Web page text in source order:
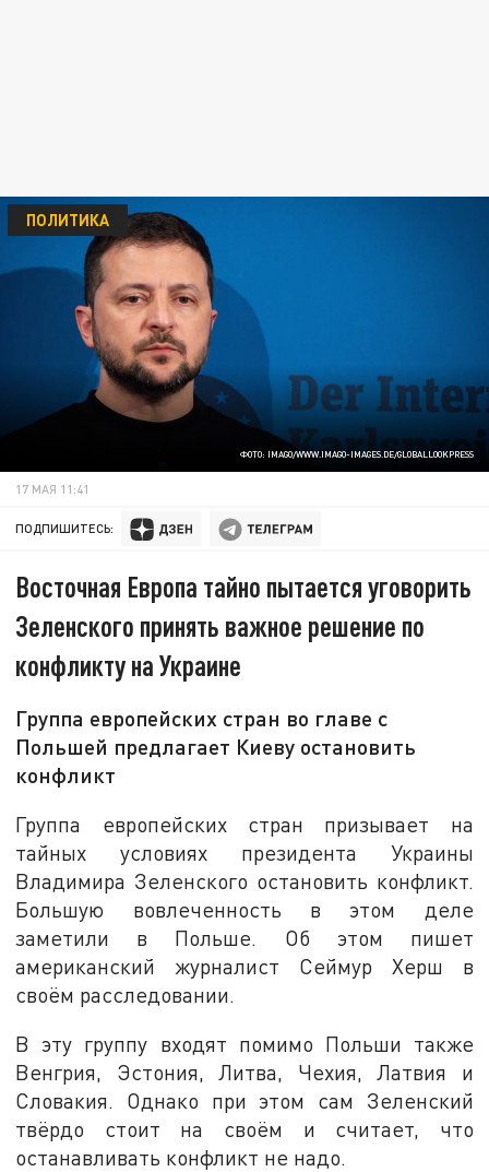
ФОТО: IMAGO/WWW.IMAGO-IMAGES.DE/GLOBALLOOKPRESS
ПОЛИТИКА
17 МАЯ 11:41
ПОДПИШИТЕСЬ:
Восточная Европа тайно пытается уговорить
Зеленского принять важное решение по
конфликту на Украине
Группа европейских стран во главе с
Польшей предлагает Киеву остановить
конфликт
Группа европейских стран призывает на
тайных условиях президента Украины
Владимира Зеленского остановить конфликт.
Большую вовлеченность в этом деле
заметили в Польше. Об этом пишет
американский журналист Сеймур Херш в
своём расследовании.
В эту группу входят помимо Польши также
Венгрия, Эстония, Литва, Чехия, Латвия и
Словакия. Однако при этом сам Зеленский
твёрдо стоит на своём и считает, что
останавливать конфликт не надо.